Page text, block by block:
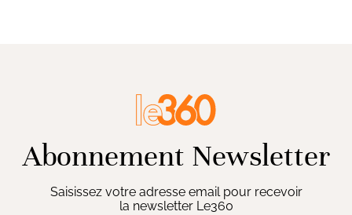
Abonnement Newsletter
Saisissez votre adresse email pour recevoir
la newsletter Le360